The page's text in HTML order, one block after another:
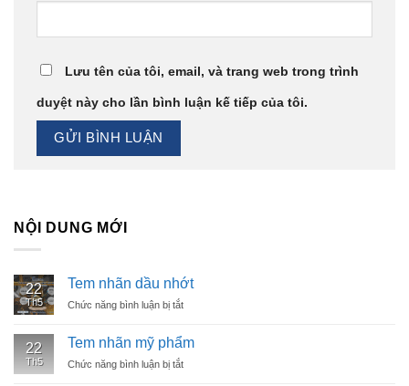
Lưu tên của tôi, email, và trang web trong trình
duyệt này cho lần bình luận kế tiếp của tôi.
NỘI DUNG MỚI
22
Th5
Tem nhãn dầu nhớt
Chức năng bình luận bị tắt
dầu
22
Th5
Tem nhãn mỹ phẩm
Chức năng bình luận bị tắt